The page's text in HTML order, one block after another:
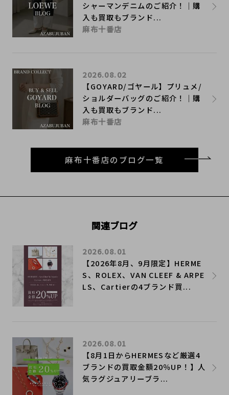
シャーマンデニムのご紹介！｜購
入も買取もブランド...
麻布十番店
【GOYARD/ゴヤール】プリュメ/
ショルダーバッグのご紹介！｜購
入も買取もブランド...
2026.08.02
麻布十番店
麻布十番店のブログ一覧
関連ブログ
【2026年8月、9月限定】HERME
S、ROLEX、VAN CLEEF & ARPE
LS、Cartierの4ブランド買...
2026.08.01
【8月1日からHERMESなど厳選4
ブランドの買取金額20％UP！】人
気ラグジュアリーブラ...
2026.08.01